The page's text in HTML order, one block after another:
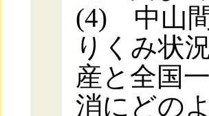
(4) 中山
りくみ状
産と全国
消にどの